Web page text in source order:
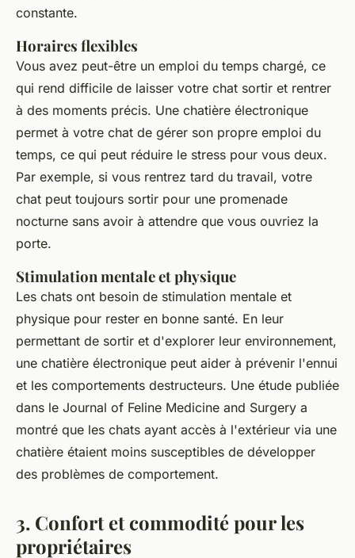
constante.
Horaires flexibles
Vous avez peut-être un emploi du temps chargé, ce
qui rend difficile de laisser votre chat sortir et rentrer
à des moments précis. Une chatière électronique
permet à votre chat de gérer son propre emploi du
temps, ce qui peut réduire le stress pour vous deux.
Par exemple, si vous rentrez tard du travail, votre
chat peut toujours sortir pour une promenade
nocturne sans avoir à attendre que vous ouvriez la
porte.
Stimulation mentale et physique
Les chats ont besoin de stimulation mentale et
physique pour rester en bonne santé. En leur
permettant de sortir et d'explorer leur environnement,
une chatière électronique peut aider à prévenir l'ennui
et les comportements destructeurs. Une étude publiée
dans le Journal of Feline Medicine and Surgery a
montré que les chats ayant accès à l'extérieur via une
chatière étaient moins susceptibles de développer
des problèmes de comportement.
3. Confort et commodité pour les
propriétaires